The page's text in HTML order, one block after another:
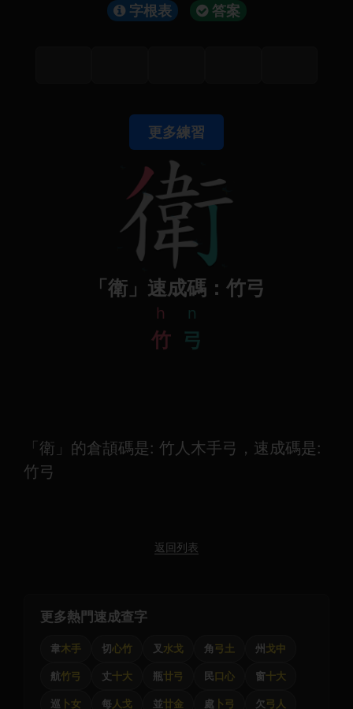
字根表 答案
更多練習
「衛」速成碼：竹弓
h
竹
n
弓
「衛」的倉頡碼是: 竹人木手弓，速成碼是:
竹弓
返回列表
更多熱門速成查字
韋木手 切心竹 叉 水戈 角弓土 州 戈中
航竹弓 丈十大 瓶廿弓 民口心 窗十大
巡 卜女 每人戈 並廿金 處 卜弓 欠弓人